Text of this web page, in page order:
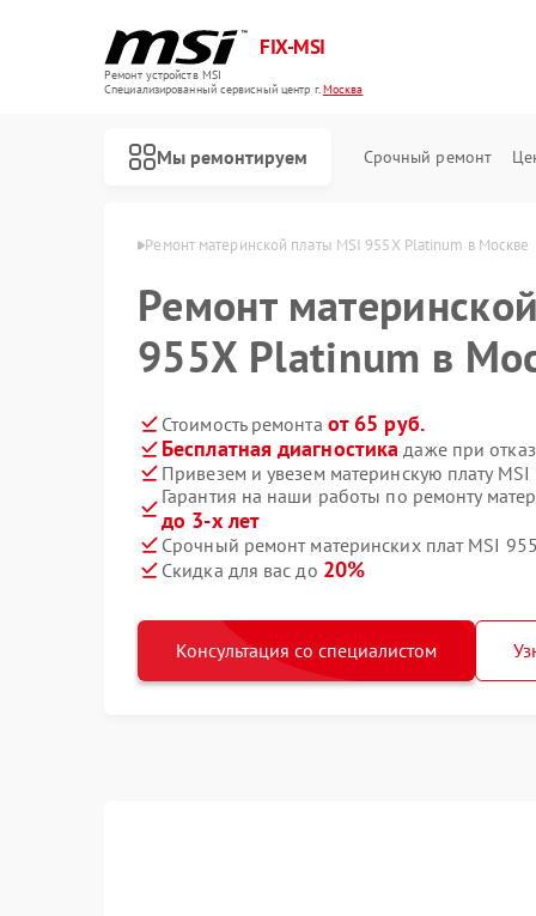
FIX-MSI
Ремонт устройств MSI
Специализированный cервисный центр г.Москва
Мы ремонтируем Срочный ремонт
плат MSI в Москве Ремонт материнской платы MSI 955X Platinum в Москве
Ремонт
955X Platinum в
Стоимость ремонта от 65 руб.
Бесплатная диагностика даже при
Привезем и увезем материнскую плату
Гарантия на наши работы по ремонту
до 3-х лет
Срочный ремонт материнских плат MSI
Скидка для вас до 20%
Консультация со специалистом